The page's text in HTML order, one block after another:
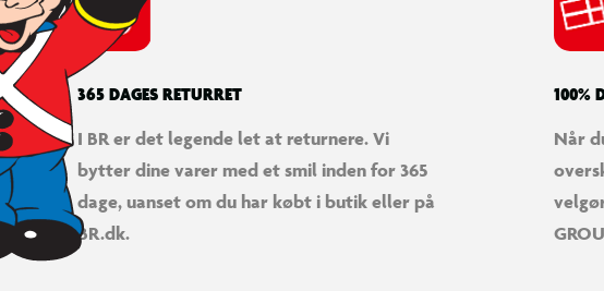
365 DAGES RETURRET
I BR er det legende let at returnere. Vi
bytter dine varer med et smil inden for 365
dage, uanset om du har købt i butik eller på
BR.dk.
100%
Når